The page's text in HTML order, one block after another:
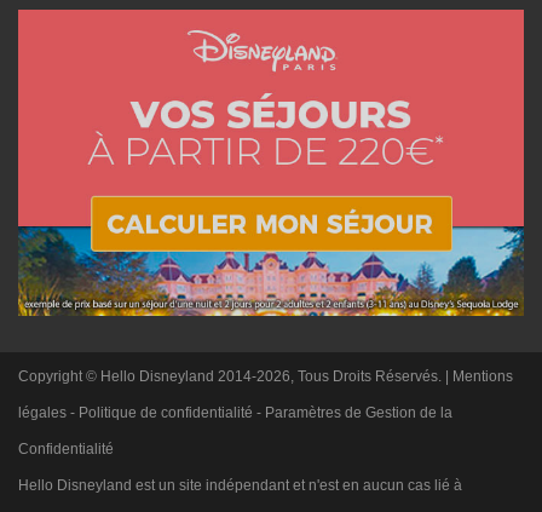
Copyright © Hello Disneyland 2014-2026, Tous Droits Réservés. | Mentions
légales - Politique de confidentialité - Paramètres de Gestion de la
Confidentialité
Hello Disneyland est un site indépendant et n'est en aucun cas lié à